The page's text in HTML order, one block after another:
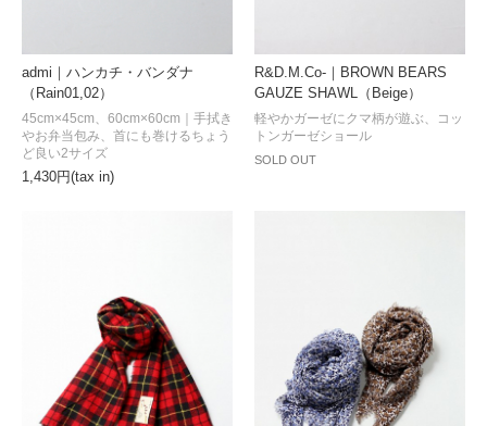
admi｜ハンカチ・バンダナ
（Rain01,02）
1,430円(tax in)
45cm×45cm、60cm×60cm｜手拭き
やお弁当包み、首にも巻けるちょう
ど良い2サイズ
R&D.M.Co-｜BROWN BEARS
GAUZE SHAWL（Beige）
SOLD OUT
軽やかガーゼにクマ柄が遊ぶ、コッ
トンガーゼショール